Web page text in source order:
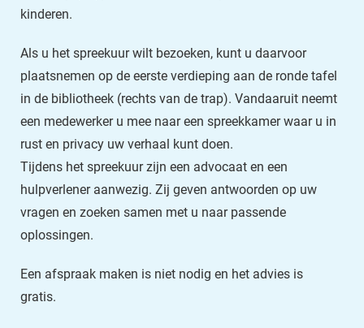
kinderen.
Als u het spreekuur wilt bezoeken, kunt u daarvoor
plaatsnemen op de eerste verdieping aan de ronde tafel
in de bibliotheek (rechts van de trap). Vandaaruit neemt
een medewerker u mee naar een spreekkamer waar u in
rust en privacy uw verhaal kunt doen.
Tijdens het spreekuur zijn een advocaat en een
hulpverlener aanwezig. Zij geven antwoorden op uw
vragen en zoeken samen met u naar passende
oplossingen.
Een afspraak maken is niet nodig en het advies is
gratis.